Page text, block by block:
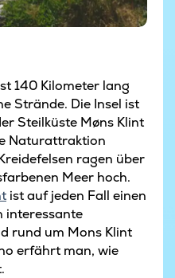
140 Kilometer lang
Strände. Die Insel ist
Steilküste Møns Klint
Naturattraktion
ragen über
Meer hoch.
ist auf jeden Fall einen
interessante
rund um Mons Klint
erfährt man, wie